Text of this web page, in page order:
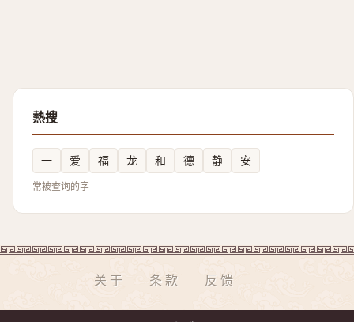
熱搜
一 爱 福 龙 和 德 静 安
常被查询的字
关于 条款 反馈